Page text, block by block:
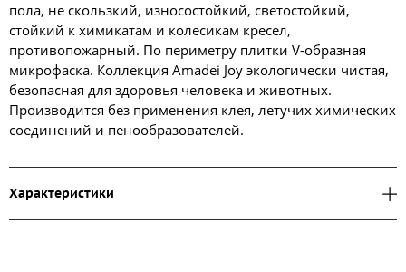
пола, не скользкий, износостойкий, светостойкий,
стойкий к химикатам и колесикам кресел,
противопожарный. По периметру плитки V-образная
микрофаска. Коллекция Amadei Joy экологически чистая,
безопасная для здоровья человека и животных.
Производится без применения клея, летучих химических
соединений и пенообразователей.
Характеристики